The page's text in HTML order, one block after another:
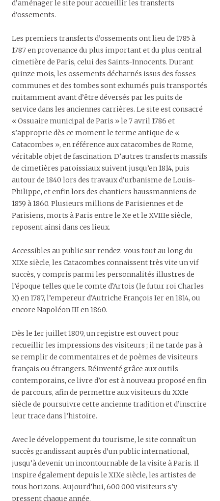
d’aménager le site pour accueillir les transferts
d’ossements.
Les premiers transferts d’ossements ont lieu de 1785 à
1787 en provenance du plus important et du plus central
cimetière de Paris, celui des Saints-Innocents. Durant
quinze mois, les ossements décharnés issus des fosses
communes et des tombes sont exhumés puis transportés
nuitamment avant d’être déversés par les puits de
service dans les anciennes carrières. Le site est consacré
« Ossuaire municipal de Paris » le 7 avril 1786 et
s’approprie dès ce moment le terme antique de «
Catacombes », en référence aux catacombes de Rome,
véritable objet de fascination. D’autres transferts massifs
de cimetières paroissiaux suivent jusqu’en 1814, puis
autour de 1840 lors des travaux d’urbanisme de Louis-
Philippe, et enfin lors des chantiers haussmanniens de
1859 à 1860. Plusieurs millions de Parisiennes et de
Parisiens, morts à Paris entre le Xe et le XVIIIe siècle,
reposent ainsi dans ces lieux.
Accessibles au public sur rendez-vous tout au long du
XIXe siècle, les Catacombes connaissent très vite un vif
succès, y compris parmi les personnalités illustres de
l’époque telles que le comte d’Artois (le futur roi Charles
X) en 1787, l’empereur d’Autriche François Ier en 1814, ou
encore Napoléon III en 1860.
Dès le 1er juillet 1809, un registre est ouvert pour
recueillir les impressions des visiteurs ; il ne tarde pas à
se remplir de commentaires et de poèmes de visiteurs
français ou étrangers. Réinventé grâce aux outils
contemporains, ce livre d’or est à nouveau proposé en fin
de parcours, afin de permettre aux visiteurs du XXIe
siècle de poursuivre cette ancienne tradition et d’inscrire
leur trace dans l’histoire.
Avec le développement du tourisme, le site connaît un
succès grandissant auprès d’un public international,
jusqu’à devenir un incontournable de la visite à Paris. Il
inspire également depuis le XIXe siècle, les artistes de
tous horizons. Aujourd’hui, 600 000 visiteurs s’y
pressent chaque année.